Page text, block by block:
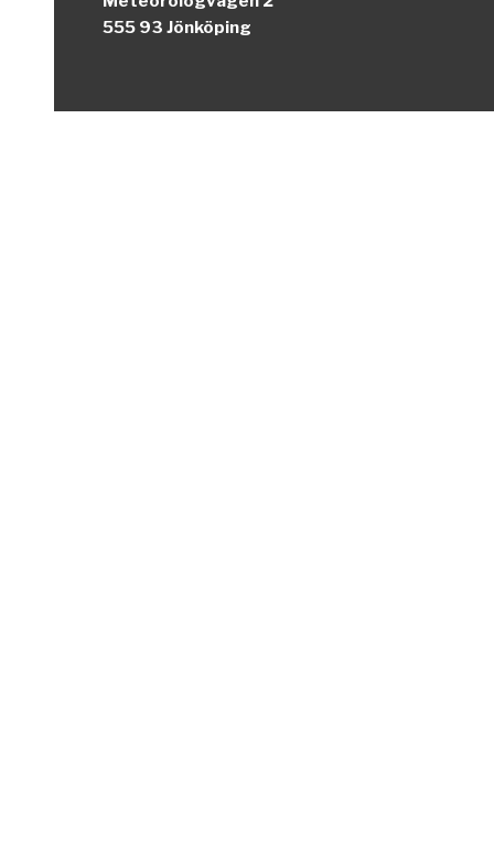
555 93 Jönköping